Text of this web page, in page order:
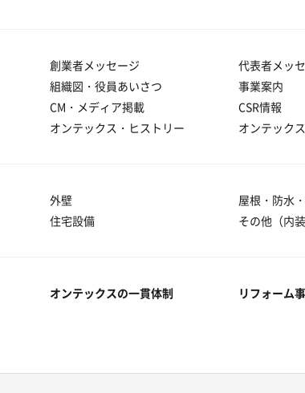
創業者メッセージ 代表者メッ
組織図・役員あいさつ
事業案内
CM・メディア掲載
CSR情報
オンテックス・ヒストリー
オンテック
外壁 屋根・防水
住宅設備
その他（内
オンテックスの一貫体制 リフォーム